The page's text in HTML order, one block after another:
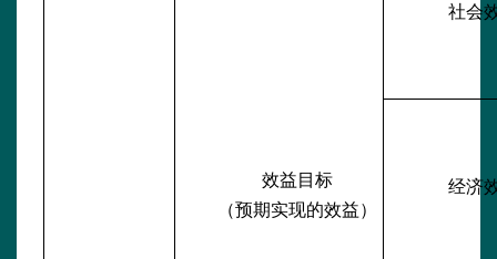
效益目标
（预期实现的效益）
社会
经济